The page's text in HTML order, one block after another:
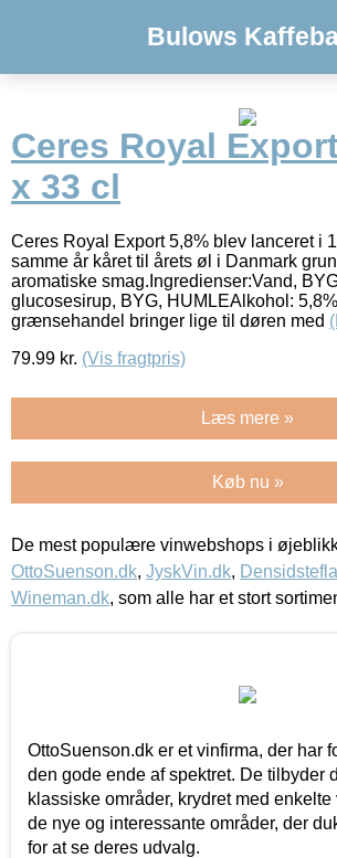
Bulows
Ceres Royal
x 33 cl
Ceres Royal Export 5,8% blev lanceret i
samme år kåret til årets øl i Danmark
aromatiske smag.Ingredienser:Vand,
glucosesirup, BYG, HUMLEAlkohol:
grænsehandel bringer lige til døren med
79.99 kr. (Vis fragtpris)
Læs mere »
Køb nu »
De mest populære vinwebshops i
OttoSuenson.dk, JyskVin.dk,
Wineman.dk, som alle har et stort
OttoSuenson.dk er et vinfirma, der har
den gode ende af spektret. De tilbyder
klassiske områder, krydret med
de nye og interessante områder, der
for at se deres udvalg.